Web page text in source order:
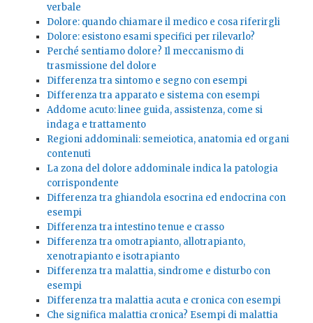
verbale
Dolore: quando chiamare il medico e cosa riferirgli
Dolore: esistono esami specifici per rilevarlo?
Perché sentiamo dolore? Il meccanismo di
trasmissione del dolore
Differenza tra sintomo e segno con esempi
Differenza tra apparato e sistema con esempi
Addome acuto: linee guida, assistenza, come si
indaga e trattamento
Regioni addominali: semeiotica, anatomia ed organi
contenuti
La zona del dolore addominale indica la patologia
corrispondente
Differenza tra ghiandola esocrina ed endocrina con
esempi
Differenza tra intestino tenue e crasso
Differenza tra omotrapianto, allotrapianto,
xenotrapianto e isotrapianto
Differenza tra malattia, sindrome e disturbo con
esempi
Differenza tra malattia acuta e cronica con esempi
Che significa malattia cronica? Esempi di malattia